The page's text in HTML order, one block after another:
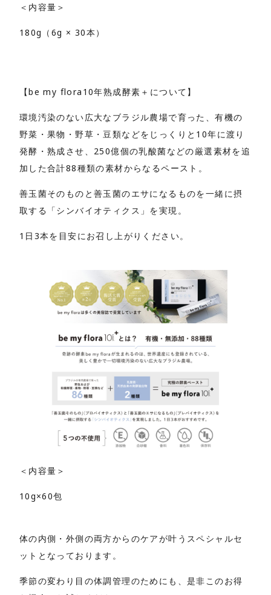
＜内容量＞
180g（6g × 30本）
【be my flora10年熟成酵素＋について】
環境汚染のない広大なブラジル農場で育った、有機の
野菜・果物・野草・豆類などをじっくりと10年に渡り
発酵・熟成させ、250億個の乳酸菌などの厳選素材を追
加した合計88種類の素材からなるペースト。
善玉菌そのものと善玉菌のエサになるものを一緒に摂
取する「シンバイオティクス」を実現。
1日3本を目安にお召し上がりください。
＜内容量＞
10g×60包
体の内側・外側の両方からのケアが叶うスペシャルセ
ットとなっております。
季節の変わり目の体調管理のためにも、是非このお得